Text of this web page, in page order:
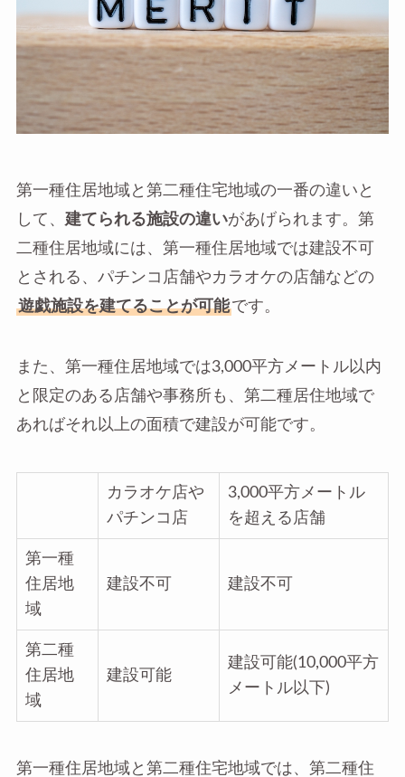
第一種住居地域と第二種住宅地域の一番の違いと
して、 建てられる施設の違いがあげられます。第
二種住居地域には、第一種住居地域では建設不可
とされる、パチンコ店舗やカラオケの店舗などの
遊戯施設を建てることが可能です。
また、第一種住居地域では3,000平方メートル以内
と限定のある店舗や事務所も、第二種居住地域で
あればそれ以上の面積で建設が可能です。
カラオケ店や
パチンコ店
3,000平方メートル
を超える店舗
第一種
住居地
域
建設不可 建設不可
第二種
住居地
域
建設可能
建設可能(10,000平方
メートル以下)
第一種住居地域と第二種住宅地域では、第二種住